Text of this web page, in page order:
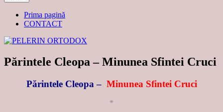
Prima pagină
CONTACT
Părintele Cleopa – Minunea Sfintei Cruci
Părintele Cleopa –Minunea Sfintei Cruci
*